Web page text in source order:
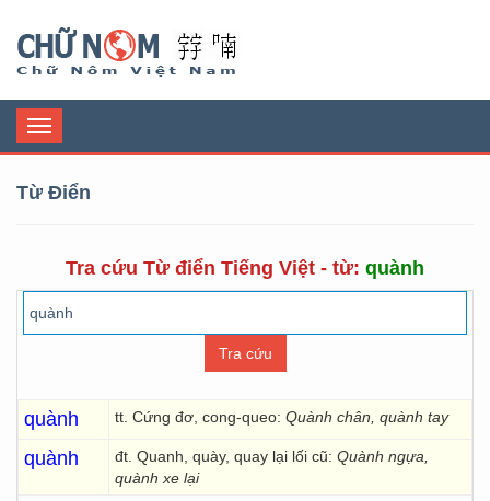
Toggle
navigation
Từ Điển
Tra cứu Từ điển Tiếng Việt - từ: quành
quành tt. Cứng đơ, cong-queo: Quành chân, quành tay
quành đt. Quanh, quày, quay lại lối cũ: Quành ngựa,
quành xe lại